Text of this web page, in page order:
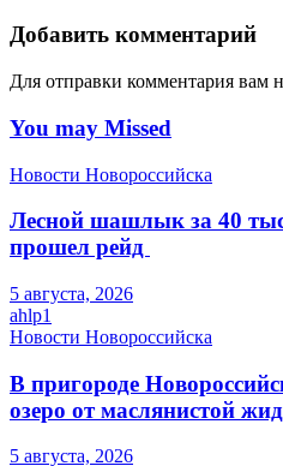
Добавить комментарий
Для отправки комментария вам
You may Missed
Новости Новороссийска
Лесной шашлык за 40
прошел рейд
5 августа, 2026
ahlp1
Новости Новороссийска
В пригороде
озеро от маслянистой
5 августа, 2026